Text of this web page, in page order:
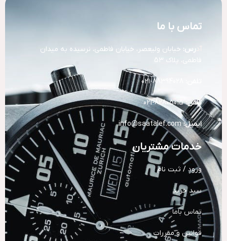
تماس با ما
رس: خیابان ولیعصر، خیابان فاطمی، نرسیده به میدان
فاطمی، پلاک 53
تلفن:82805015-021
ایمیل: info@saatalef.com
خدمات مشتریان
ورود / ثبت نام
سبد خرید
تماس باما
قوانین و مقررات